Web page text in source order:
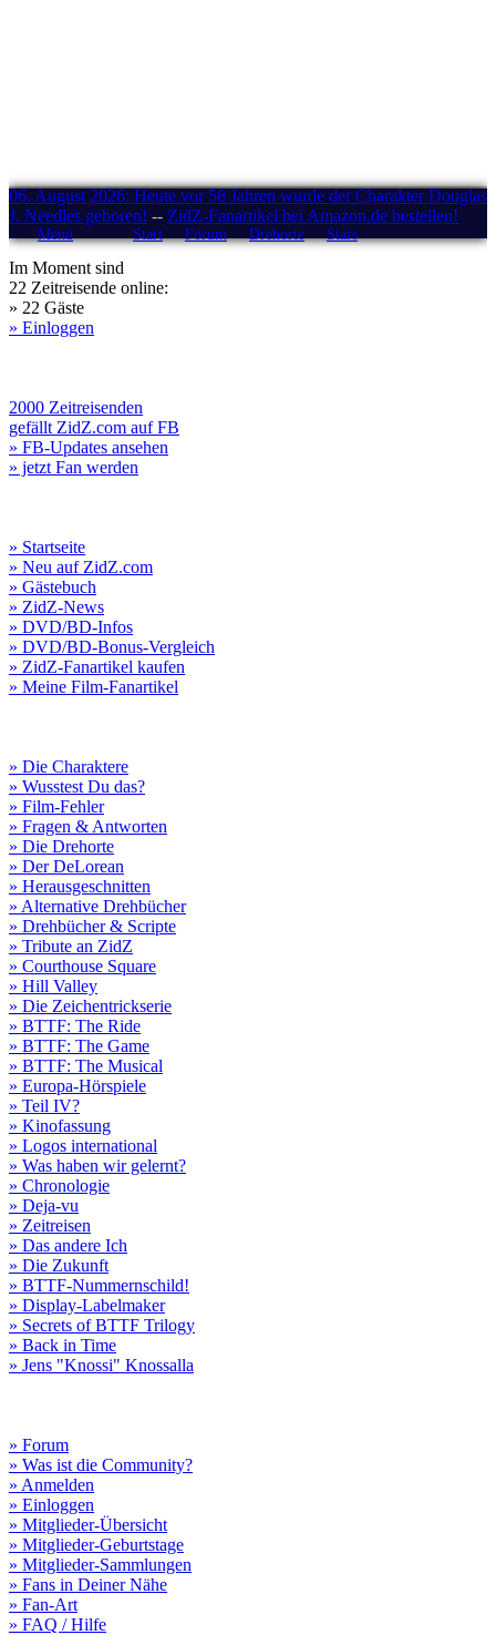
06. August 2026: Heute vor 58 Jahren wurde der Charakter Douglas
J. Needles geboren! -- ZidZ-Fanartikel bei Amazon.de bestellen!
Menü Start Forum Drehorte Stars
Im Moment sind
22 Zeitreisende online:
» 22 Gäste
» Einloggen
2000 Zeitreisenden
gefällt ZidZ.com auf FB
» FB-Updates ansehen
» jetzt Fan werden
» Startseite
» Neu auf ZidZ.com
» Gästebuch
» ZidZ-News
» DVD/BD-Infos
» DVD/BD-Bonus-Vergleich
» ZidZ-Fanartikel kaufen
» Meine Film-Fanartikel
» Die Charaktere
» Wusstest Du das?
» Film-Fehler
» Fragen & Antworten
» Die Drehorte
» Der DeLorean
» Herausgeschnitten
» Alternative Drehbücher
» Drehbücher & Scripte
» Tribute an ZidZ
» Courthouse Square
» Hill Valley
» Die Zeichentrickserie
» BTTF: The Ride
» BTTF: The Game
» BTTF: The Musical
» Europa-Hörspiele
» Teil IV?
» Kinofassung
» Logos international
» Was haben wir gelernt?
» Chronologie
» Deja-vu
» Zeitreisen
» Das andere Ich
» Die Zukunft
» BTTF-Nummernschild!
» Display-Labelmaker
» Secrets of BTTF Trilogy
» Back in Time
» Jens "Knossi" Knossalla
» Forum
» Was ist die Community?
» Anmelden
» Einloggen
» Mitglieder-Übersicht
» Mitglieder-Geburtstage
» Mitglieder-Sammlungen
» Fans in Deiner Nähe
» Fan-Art
» FAQ / Hilfe